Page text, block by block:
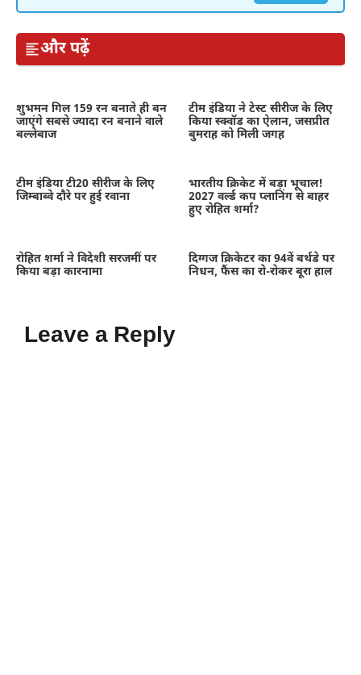
और पढ़ें
शुभमन गिल 159 रन बनाते ही बन
जाएंगे सबसे ज्यादा रन बनाने वाले
बल्लेबाज
टीम इंडिया ने टेस्ट सीरीज के लिए
किया स्क्वॉड का ऐलान, जसप्रीत
बुमराह को मिली जगह
टीम इंडिया टी20 सीरीज के लिए
जिम्बाब्वे दौरे पर हुई रवाना
भारतीय क्रिकेट में बड़ा भूचाल!
2027 वर्ल्ड कप प्लानिंग से बाहर
हुए रोहित शर्मा?
रोहित शर्मा ने विदेशी सरजमीं पर
किया बड़ा कारनामा
दिग्गज क्रिकेटर का 94वें बर्थडे पर
निधन, फैंस का रो-रोकर बूरा हाल
Leave a Reply